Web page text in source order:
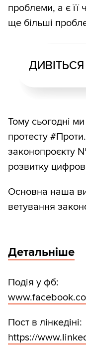
проблеми, а є її
ще більші
Тому сьогодні
протесту
законопроєкту
розвитку
Основна наша
ветування
Детальніше
Подія у фб:
Пост в лінкедіні:
https://